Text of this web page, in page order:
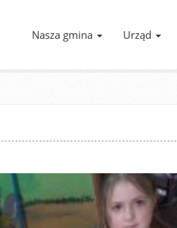
Nasza gmina Urząd